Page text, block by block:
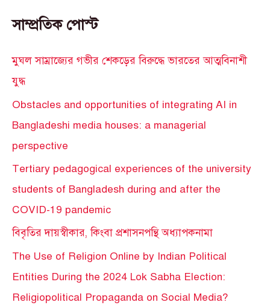
সাম্প্রতিক পোস্ট
মুঘল সাম্রাজ্যের গভীর শেকড়ের বিরুদ্ধে ভারতের আত্মবিনাশী
যুদ্ধ
Obstacles and opportunities of integrating AI in
Bangladeshi media houses: a managerial
perspective
Tertiary pedagogical experiences of the university
students of Bangladesh during and after the
COVID-19 pandemic
বিবৃতির দায়স্বীকার, কিংবা প্রশাসনপন্থি অধ্যাপকনামা
The Use of Religion Online by Indian Political
Entities During the 2024 Lok Sabha Election:
Religiopolitical Propaganda on Social Media?